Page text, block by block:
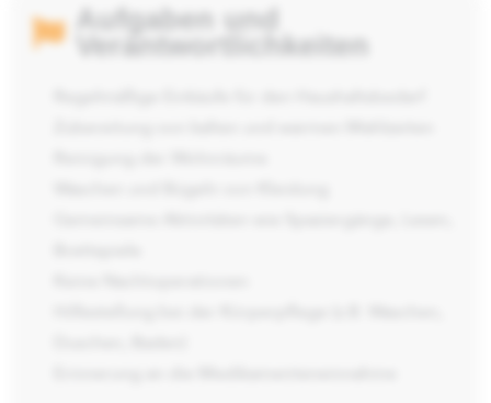
Aufgaben und
Verantwortlichkeiten